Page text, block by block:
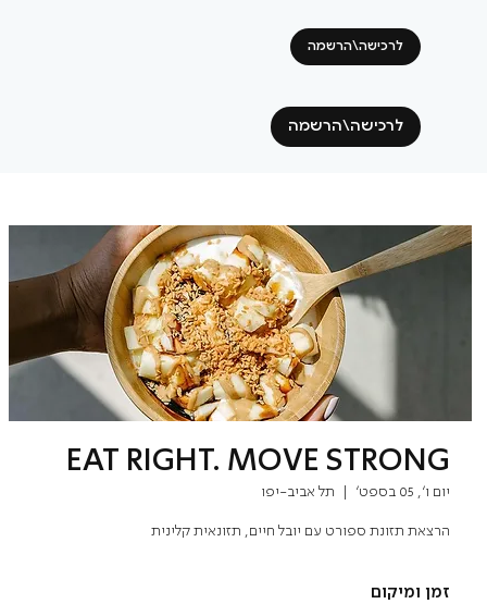
לרכישה\הרשמה
לרכישה\הרשמה
EAT RIGHT. MOVE STRONG
יום ו׳, 05 בספט׳ תל אביב-יפו
הרצאת תזונת ספורט עם יובל חיים, תזונאית קלינית
זמן ומיקום